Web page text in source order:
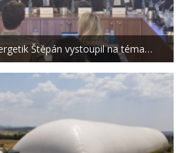
Štěpán vystoupil na téma…